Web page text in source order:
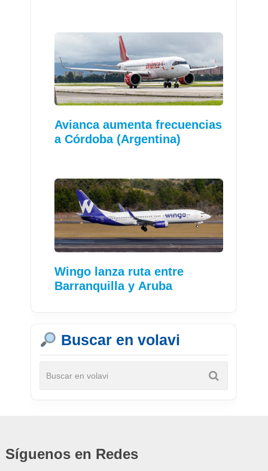
Avianca aumenta frecuencias
a Córdoba (Argentina)
Wingo lanza ruta entre
Barranquilla y Aruba
Buscar en volavi
Síguenos en Redes